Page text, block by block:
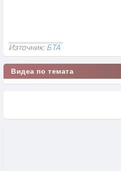
Източник:БТА
Видеа по темата